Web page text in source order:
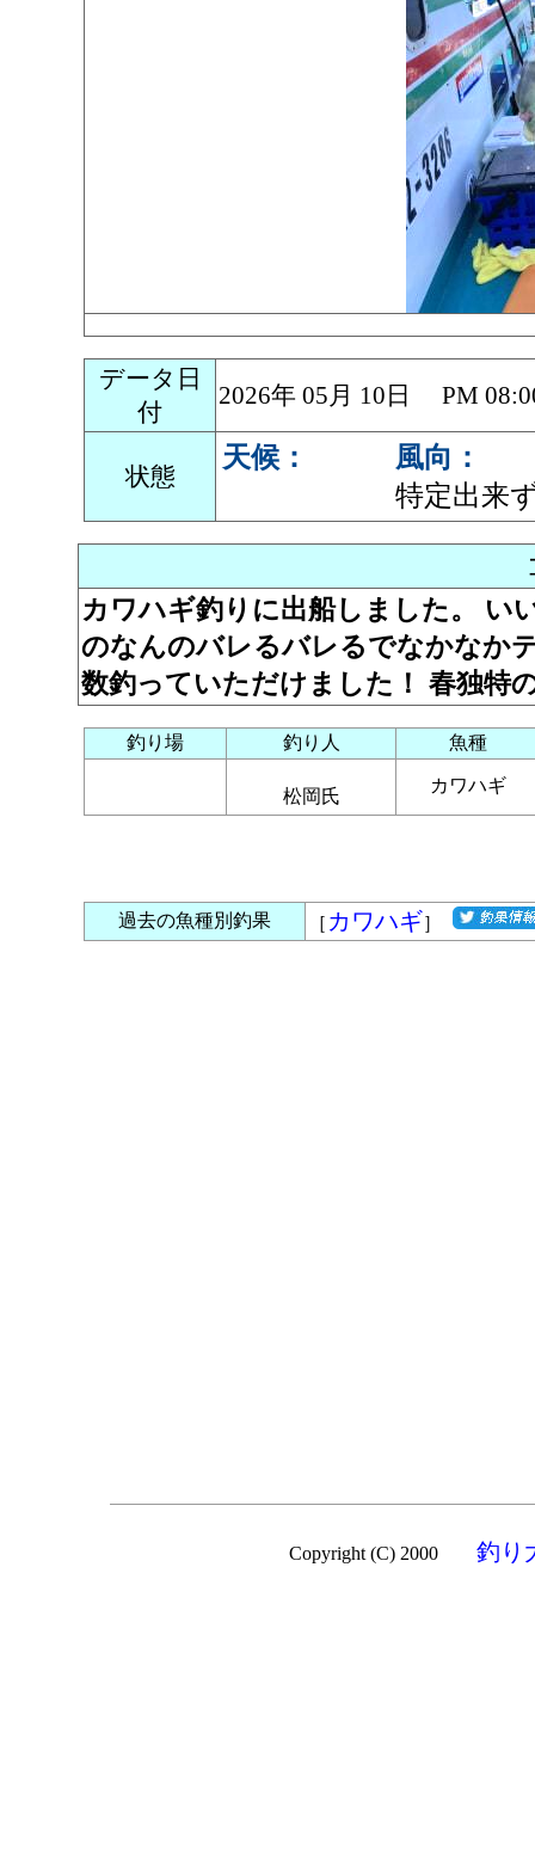
データ日
付
2026年 05月 10日 PM
状態
天候：
風向：
特定出来
カワハギ釣りに出船しました。 い
のなんのバレるバレるでなかなか
数釣っていただけました！ 春独特
釣り場 釣り人 魚種
松岡氏
カワハギ
過去の魚種別釣果 ［ カワハギ］
Copyright (C) 2000 釣り